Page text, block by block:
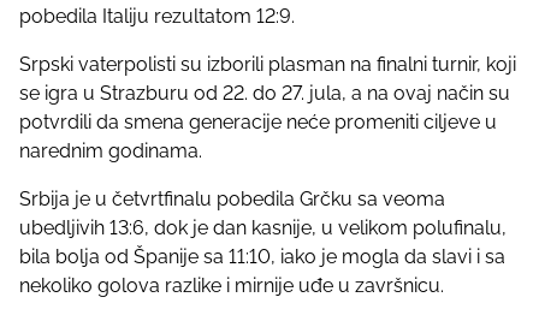
e
h
i
s
p
o
t
pobedila Italiju rezultatom 12:9.
Srpski vaterpolisti su izborili plasman na finalni turnir, koji
se igra u Strazburu od 22. do 27. jula, a na ovaj način su
potvrdili da smena generacije neće promeniti ciljeve u
narednim godinama.
Srbija je u četvrtfinalu pobedila Grčku sa veoma
ubedljivih 13:6, dok je dan kasnije, u velikom polufinalu,
bila bolja od Španije sa 11:10, iako je mogla da slavi i sa
nekoliko golova razlike i mirnije uđe u završnicu.